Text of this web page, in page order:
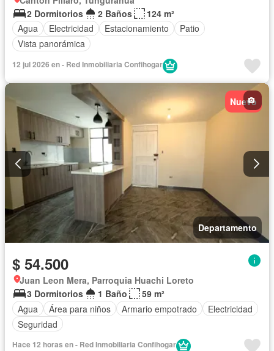
2 Dormitorios
2 Baños
124 m²
Agua
Electricidad Estacionamiento
Patio
Vista panorámica
12 jul 2026 en - Red Inmobiliaria Confihogar
Nuevo
Departamento
$ 54.500
Juan Leon Mera, Parroquia Huachi Loreto
3 Dormitorios
1 Baño
59 m²
Agua
Área para niños Armario empotrado
Electricidad
Seguridad
Hace 12 horas en - Red Inmobiliaria Confihogar